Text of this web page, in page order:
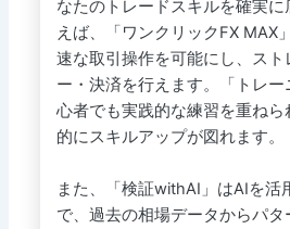
なたのトレードスキルを確実
えば、「ワンクリックFX MAX
速な取引操作を可能にし、スト
ー・決済を行えます。「トレ
心者でも実践的な練習を重ね
的にスキルアップが図れます。
また、「検証withAI」はAIを活
で、過去の相場データからパタ